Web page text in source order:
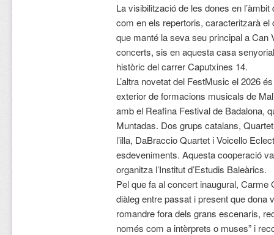
La visibilització de les dones en
com en els repertoris, caracteritzarà
que manté la seva seu principal a Can
concerts, sis en aquesta casa
històric del carrer Caputxines 14.
L’altra novetat del FestMusic el 2026
exterior de formacions musicals de
amb el Reafina Festival de Badalona,
Muntadas. Dos grups catalans,
l’illa, DaBraccio Quartet i Voicello
esdeveniments. Aquesta cooperació
organitza l’Institut d’Estudis Baleàrics.
Pel que fa al concert inaugural, Carme
diàleg entre passat i present que dona
romandre fora dels grans escenaris,
només com a intèrprets o muses” i